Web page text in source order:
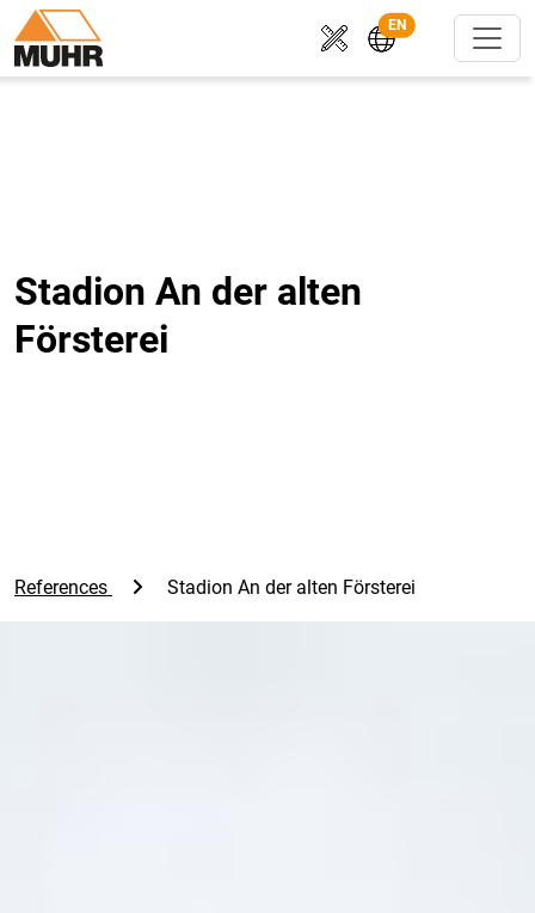
EN
Stadion An der alten
Försterei
References Stadion An der alten Försterei